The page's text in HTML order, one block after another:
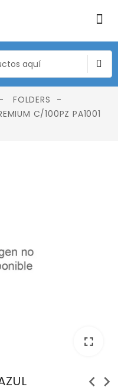
FOLDERS
C/100PZ PA1001
fullscreen
chevron_left chevron_right